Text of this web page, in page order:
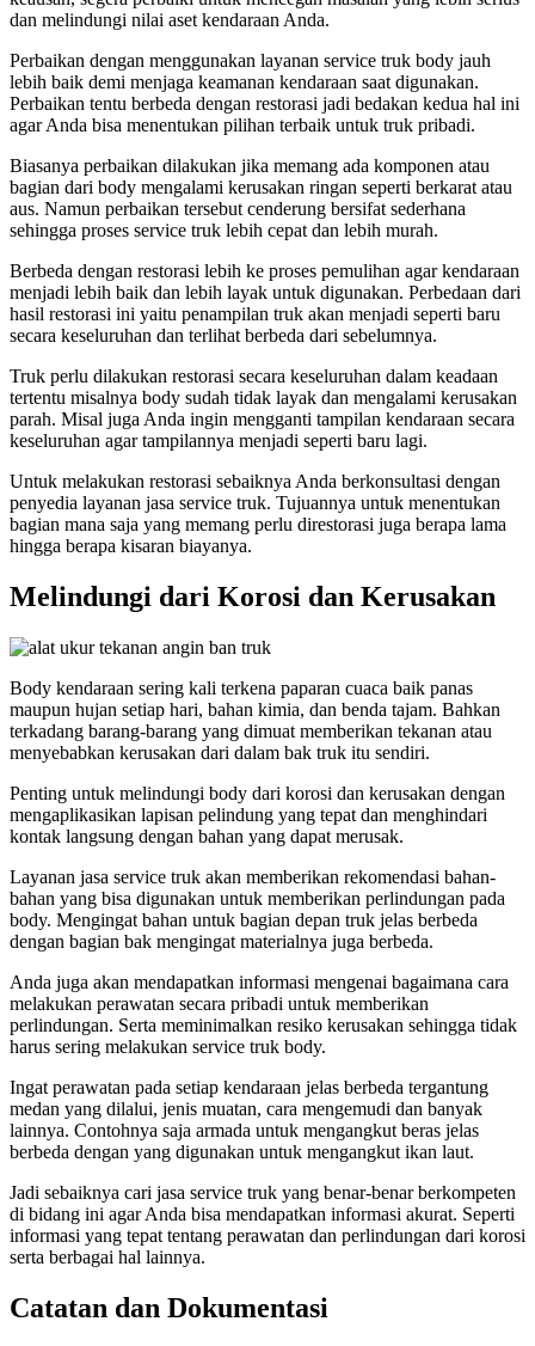
dan melindungi nilai aset kendaraan Anda.
Perbaikan dengan menggunakan layanan service truk body jauh
lebih baik demi menjaga keamanan kendaraan saat digunakan.
Perbaikan tentu berbeda dengan restorasi jadi bedakan kedua hal ini
agar Anda bisa menentukan pilihan terbaik untuk truk pribadi.
Biasanya perbaikan dilakukan jika memang ada komponen atau
bagian dari body mengalami kerusakan ringan seperti berkarat atau
aus. Namun perbaikan tersebut cenderung bersifat sederhana
sehingga proses service truk lebih cepat dan lebih murah.
Berbeda dengan restorasi lebih ke proses pemulihan agar kendaraan
menjadi lebih baik dan lebih layak untuk digunakan. Perbedaan dari
hasil restorasi ini yaitu penampilan truk akan menjadi seperti baru
secara keseluruhan dan terlihat berbeda dari sebelumnya.
Truk perlu dilakukan restorasi secara keseluruhan dalam keadaan
tertentu misalnya body sudah tidak layak dan mengalami kerusakan
parah. Misal juga Anda ingin mengganti tampilan kendaraan secara
keseluruhan agar tampilannya menjadi seperti baru lagi.
Untuk melakukan restorasi sebaiknya Anda berkonsultasi dengan
penyedia layanan jasa service truk. Tujuannya untuk menentukan
bagian mana saja yang memang perlu direstorasi juga berapa lama
hingga berapa kisaran biayanya.
Melindungi dari Korosi dan Kerusakan
Body kendaraan sering kali terkena paparan cuaca baik panas
maupun hujan setiap hari, bahan kimia, dan benda tajam. Bahkan
terkadang barang-barang yang dimuat memberikan tekanan atau
menyebabkan kerusakan dari dalam bak truk itu sendiri.
Penting untuk melindungi body dari korosi dan kerusakan dengan
mengaplikasikan lapisan pelindung yang tepat dan menghindari
kontak langsung dengan bahan yang dapat merusak.
Layanan jasa service truk akan memberikan rekomendasi bahan-
bahan yang bisa digunakan untuk memberikan perlindungan pada
body. Mengingat bahan untuk bagian depan truk jelas berbeda
dengan bagian bak mengingat materialnya juga berbeda.
Anda juga akan mendapatkan informasi mengenai bagaimana cara
melakukan perawatan secara pribadi untuk memberikan
perlindungan. Serta meminimalkan resiko kerusakan sehingga tidak
harus sering melakukan service truk body.
Ingat perawatan pada setiap kendaraan jelas berbeda tergantung
medan yang dilalui, jenis muatan, cara mengemudi dan banyak
lainnya. Contohnya saja armada untuk mengangkut beras jelas
berbeda dengan yang digunakan untuk mengangkut ikan laut.
Jadi sebaiknya cari jasa service truk yang benar-benar berkompeten
di bidang ini agar Anda bisa mendapatkan informasi akurat. Seperti
informasi yang tepat tentang perawatan dan perlindungan dari korosi
serta berbagai hal lainnya.
Catatan dan Dokumentasi